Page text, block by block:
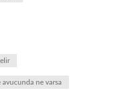
avucunda ne varsa